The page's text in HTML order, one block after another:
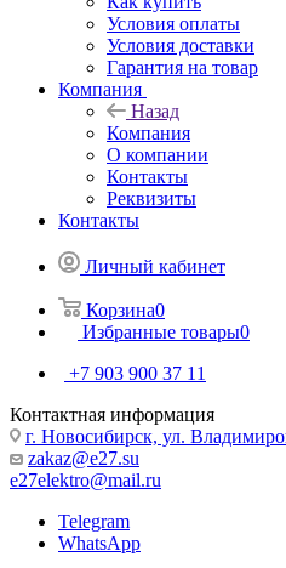
Условия оплаты
Условия доставки
Гарантия на товар
Компания
Назад
Компания
О компании
Контакты
Реквизиты
Контакты
Личный кабинет
Корзина0
Избранные товары0
+7 903 900 37 11
Контактная информация
г. Новосибирск, ул.
zakaz@e27.su
e27elektro@mail.ru
Telegram
WhatsApp